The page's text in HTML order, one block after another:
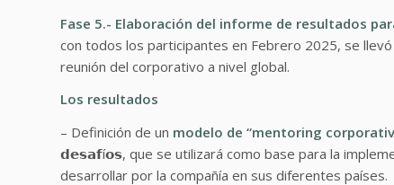
Fase 5.- Elaboración del informe de resultados
con todos los participantes en Febrero 2025, se
reunión del corporativo a nivel global.
Los resultados
– Definición de un modelo de “mentoring
𝗱𝗲𝘀𝗮𝗳í𝗼𝘀, que se utilizará como base para la
desarrollar por la compañía en sus diferentes países.